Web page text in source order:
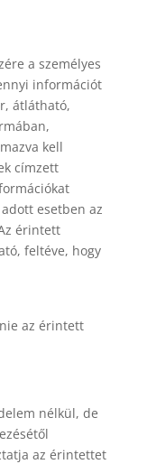
a személyes
információt
átlátható,
kell
címzett
esetben az
érintett
feltéve, hogy
az érintett
nélkül, de
az érintettet